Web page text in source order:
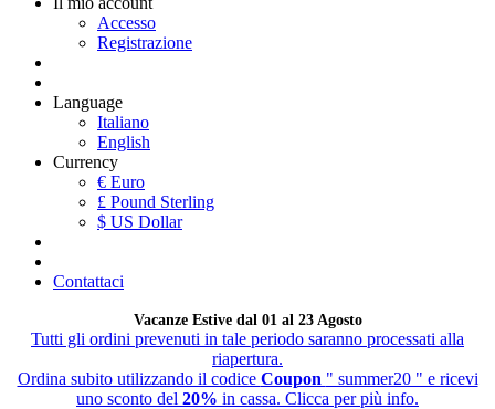
Accesso
Registrazione
Language
Italiano
English
Currency
€ Euro
£ Pound Sterling
$ US Dollar
Contattaci
Vacanze Estive dal 01 al 23 Agosto
Tutti gli ordini prevenuti in tale periodo saranno processati alla
riapertura.
Ordina subito utilizzando il codice Coupon " summer20 " e ricevi
uno sconto del 20% in cassa. Clicca per più info.